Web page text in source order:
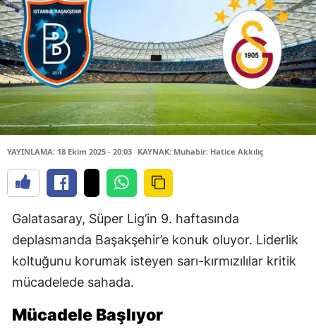
YAYINLAMA: 18 Ekim 2025 - 20:03 KAYNAK: Muhabir: Hatice Akkılıç
Galatasaray, Süper Lig’in 9. haftasında
deplasmanda Başakşehir’e konuk oluyor. Liderlik
koltuğunu korumak isteyen sarı-kırmızılılar kritik
mücadelede sahada.
Mücadele Başlıyor